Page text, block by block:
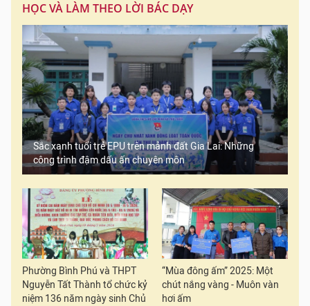
HỌC VÀ LÀM THEO LỜI BÁC DẠY
Sắc xanh tuổi trẻ EPU trên mảnh đất Gia Lai: Những
công trình đậm dấu ấn chuyên môn
Phường Bình Phú và THPT
Nguyễn Tất Thành tổ chức kỷ
niệm 136 năm ngày sinh Chủ
“Mùa đông ấm” 2025: Một
chút nắng vàng - Muôn vàn
hơi ấm